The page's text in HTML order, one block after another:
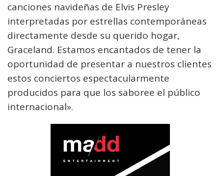
canciones navideñas de Elvis Presley
interpretadas por estrellas contemporáneas
directamente desde su querido hogar,
Graceland. Estamos encantados de tener la
oportunidad de presentar a nuestros clientes
estos conciertos espectacularmente
producidos para que los saboree el público
internacional».